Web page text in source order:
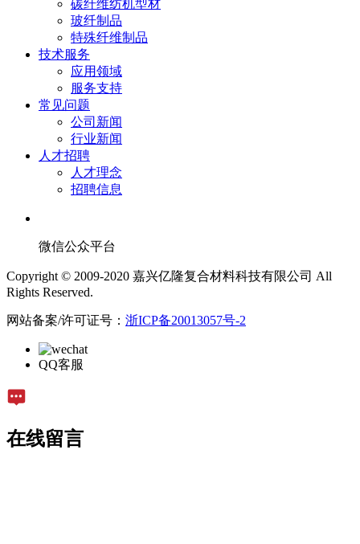
碳纤维纺机型材
玻纤制品
特殊纤维制品
技术服务
应用领域
服务支持
常见问题
公司新闻
行业新闻
人才招聘
人才理念
招聘信息
微信公众平台
Copyright © 2009-2020 嘉兴亿隆复合材料科技有限公司 All
Rights Reserved.
网站备案/许可证号： 浙ICP备20013057号-2
QQ客服
在线留言